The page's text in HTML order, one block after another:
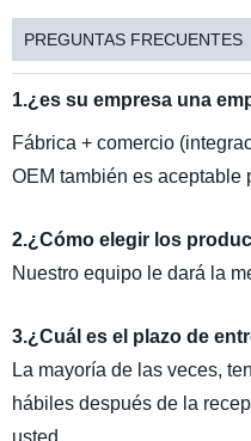
PREGUNTAS FRECUENTES
1.¿es su empresa una
Fábrica + comercio
OEM también es aceptable
2.¿Cómo elegir los
Nuestro equipo le dará la
3.¿Cuál es el plazo de
La mayoría de las veces,
hábiles después de la
usted.